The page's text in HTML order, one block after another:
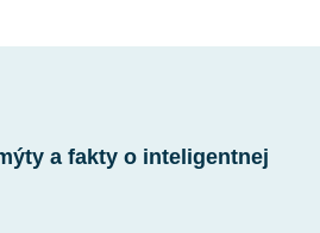
a fakty o inteligentnej